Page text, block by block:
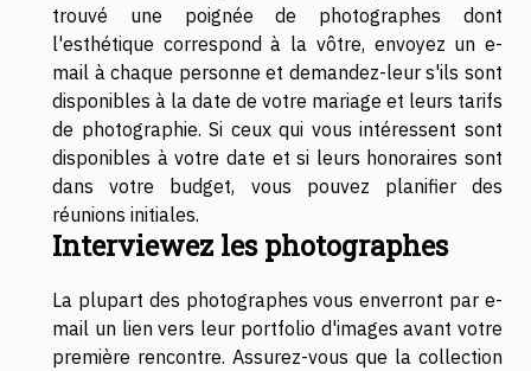
trouvé une poignée de photographes dont
l'esthétique correspond à la vôtre, envoyez un e-
mail à chaque personne et demandez-leur s'ils sont
disponibles à la date de votre mariage et leurs tarifs
de photographie. Si ceux qui vous intéressent sont
disponibles à votre date et si leurs honoraires sont
dans votre budget, vous pouvez planifier des
réunions initiales.
Interviewez les photographes
La plupart des photographes vous enverront par e-
mail un lien vers leur portfolio d'images avant votre
première rencontre. Assurez-vous que la collection